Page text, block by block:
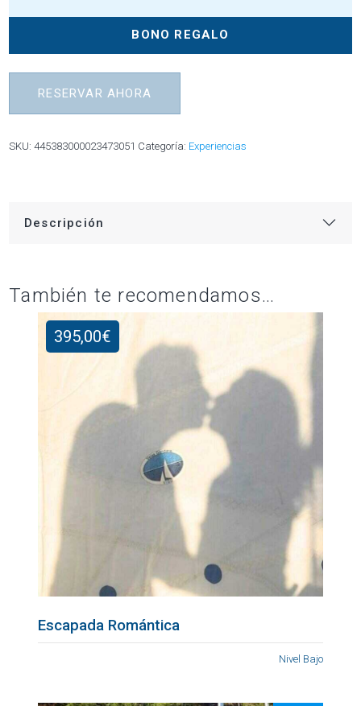
BONO REGALO
RESERVAR AHORA
SKU:445383000023473051 Categoría: Experiencias
Descripción
También te recomendamos…
395,00€
Escapada Romántica
Nivel Bajo